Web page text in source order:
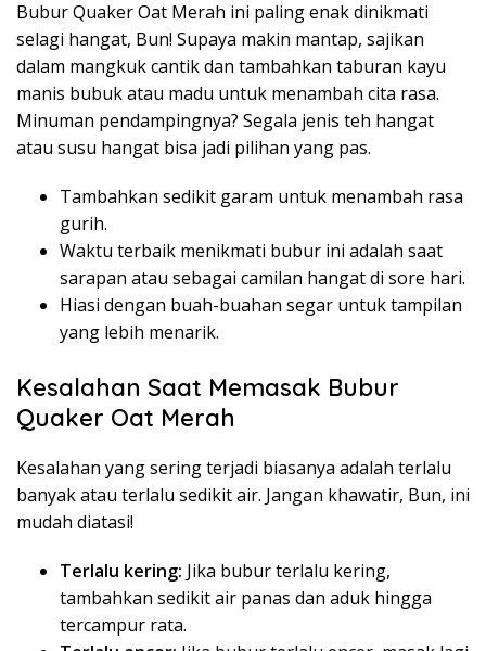
Bubur Quaker Oat Merah ini paling enak dinikmati
selagi hangat, Bun! Supaya makin mantap, sajikan
dalam mangkuk cantik dan tambahkan taburan kayu
manis bubuk atau madu untuk menambah cita rasa.
Minuman pendampingnya? Segala jenis teh hangat
atau susu hangat bisa jadi pilihan yang pas.
Tambahkan sedikit garam untuk menambah rasa
gurih.
Waktu terbaik menikmati bubur ini adalah saat
sarapan atau sebagai camilan hangat di sore hari.
Hiasi dengan buah-buahan segar untuk tampilan
yang lebih menarik.
Kesalahan Saat Memasak Bubur
Quaker Oat Merah
Kesalahan yang sering terjadi biasanya adalah terlalu
banyak atau terlalu sedikit air. Jangan khawatir, Bun, ini
mudah diatasi!
Terlalu kering: Jika bubur terlalu kering,
tambahkan sedikit air panas dan aduk hingga
tercampur rata.